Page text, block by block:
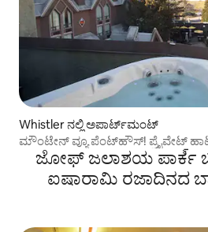
Whistler ನಲ್ಲಿ ಅಪಾರ್ಟ್‌ಮಂಟ್
ಮೌಂಟೇನ್ ವ್ಯೂ ಪೆಂಟ್‌ಹೌಸ್! ಪ್ರೈವೇಟ್
ಜೋಫ್ ಜಲಾಶಯ ಪಾರ್ಕ్
ಐಷಾರಾಮಿ ರಜಾದಿನದ